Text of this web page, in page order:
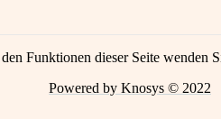
Funktionen dieser Seite wenden
Powered by Knosys © 2022